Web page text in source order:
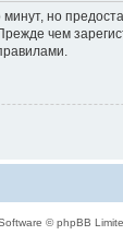
но
чем
© phpBB